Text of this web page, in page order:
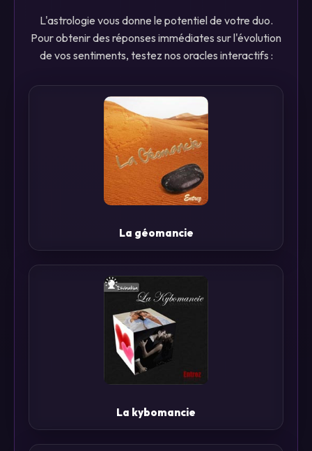
L'astrologie vous donne le potentiel de votre duo.
Pour obtenir des réponses immédiates sur l'évolution
de vos sentiments, testez nos oracles interactifs :
La géomancie
La kybomancie